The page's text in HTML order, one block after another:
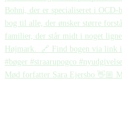
Mød forfatter Sara Ejersbo 👋🏼